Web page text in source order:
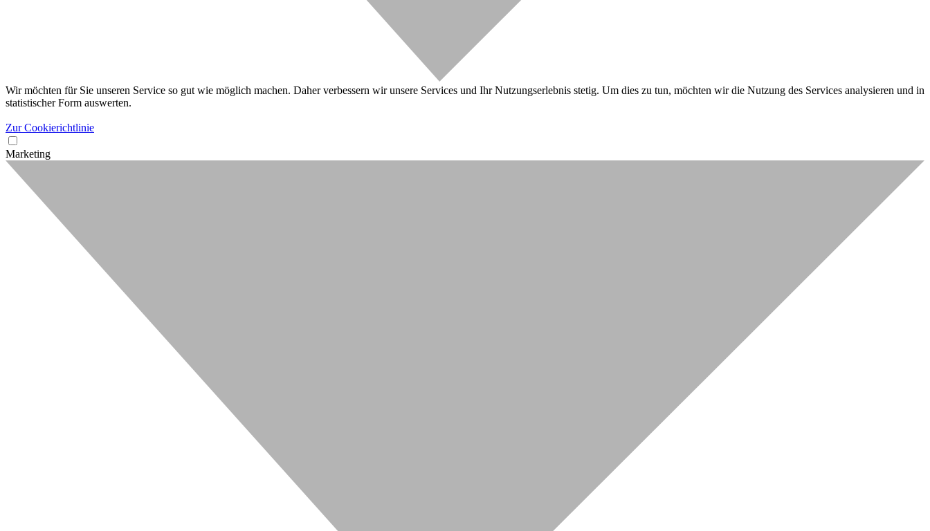
Wir möchten für Sie unseren Service so gut wie möglich machen. Daher verbessern wir unsere Services und Ihr Nutzungserlebnis stetig. Um dies zu tun, möchten wir die Nutzung des Services analysieren und in
statistischer Form auswerten.
Zur Cookierichtlinie
Marketing